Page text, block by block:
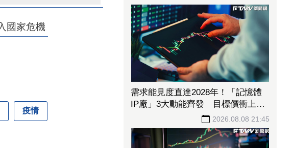
國家危機
疫情
需求能見度直達2028年！「記憶體
IP廠」3大動能齊發 目標價衝上
2026.08.08 21:45